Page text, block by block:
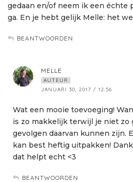
gedaan en/of neem ik een échte
ga. En je hebt gelijk Melle: het
BEANTWOORDEN
MELLE
AUTEUR
JANUARI 30, 2017 / 12:56
Wat een mooie toevoeging!
is zo makkelijk terwijl je niet zo
gevolgen daarvan kunnen zijn.
kan best heftig uitpakken!
dat helpt echt <3
BEANTWOORDEN